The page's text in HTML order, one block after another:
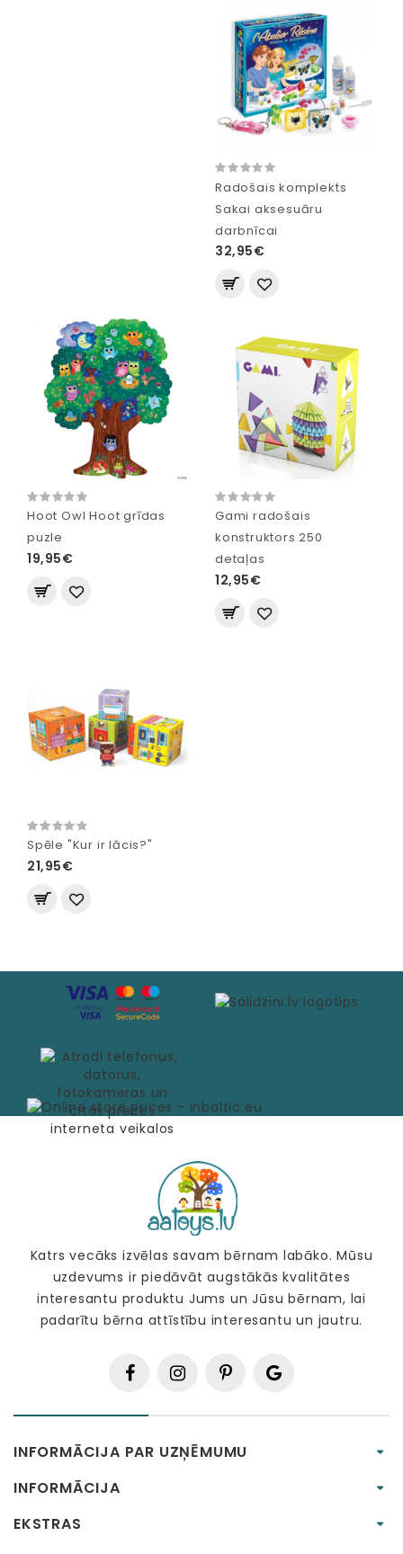
Radošais komplekts
Sakai aksesuāru
darbnīcai
32,95€
Hoot Owl Hoot grīdas
puzle
19,95€
Gami radošais
konstruktors 250
detaļas
12,95€
Spēle "Kur ir lācis?"
21,95€
Katrs vecāks izvēlas savam bērnam labāko. Mūsu
uzdevums ir piedāvāt augstākās kvalitātes
interesantu produktu Jums un Jūsu bērnam, lai
padarītu bērna attīstību interesantu un jautru.
INFORMĀCIJA PAR UZŅĒMUMU
INFORMĀCIJA
EKSTRAS